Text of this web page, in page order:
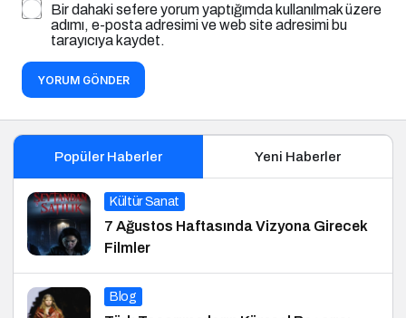
Bir dahaki sefere yorum yaptığımda kullanılmak üzere
adımı, e-posta adresimi ve web site adresimi bu
tarayıcıya kaydet.
YORUM GÖNDER
Popüler Haberler Yeni Haberler
Kültür Sanat
7 Ağustos Haftasında Vizyona Girecek
Filmler
Blog